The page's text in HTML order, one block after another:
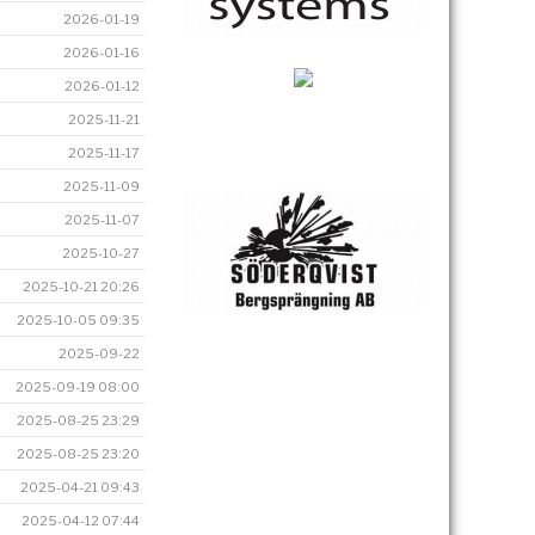
2026-01-19
2026-01-16
2026-01-12
2025-11-21
2025-11-17
2025-11-09
2025-11-07
2025-10-27
2025-10-21 20:26
2025-10-05 09:35
2025-09-22
2025-09-19 08:00
2025-08-25 23:29
2025-08-25 23:20
2025-04-21 09:43
2025-04-12 07:44